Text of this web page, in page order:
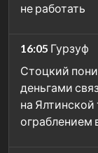
не работать
16:05 Гурзуф
Стоцкий
деньгами
на
ограблением